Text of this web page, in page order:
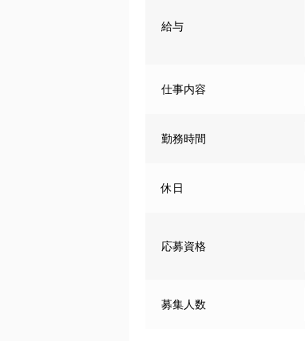
給与
仕事内容
勤務時間
休日
応募資格
募集人数